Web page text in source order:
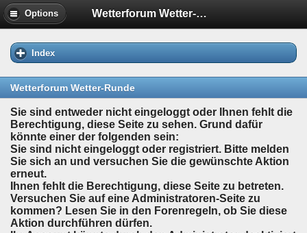
Options Wetterforum Wetter-Runde
Index
Wetterforum Wetter-Runde
Sie sind entweder nicht eingeloggt oder Ihnen fehlt die
Berechtigung, diese Seite zu sehen. Grund dafür
könnte einer der folgenden sein:
Sie sind nicht eingeloggt oder registriert. Bitte melden
Sie sich an und versuchen Sie die gewünschte Aktion
erneut.
Ihnen fehlt die Berechtigung, diese Seite zu betreten.
Versuchen Sie auf eine Administratoren-Seite zu
kommen? Lesen Sie in den Forenregeln, ob Sie diese
Aktion durchführen dürfen.